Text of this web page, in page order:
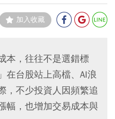
加入收藏
本，往往不是選錯標
在台股站上高檔、AI浪
，不少投資人因頻繁追
幅，也增加交易成本與